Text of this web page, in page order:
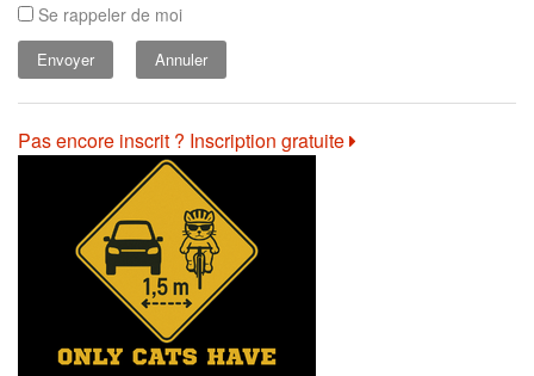
Se rappeler de moi
Annuler
Pas encore inscrit ? Inscription gratuite